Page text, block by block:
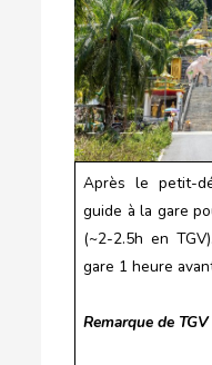
Après le petit-
guide à la gare
(~2-2.5h en
gare 1 heure
Remarque de TGV